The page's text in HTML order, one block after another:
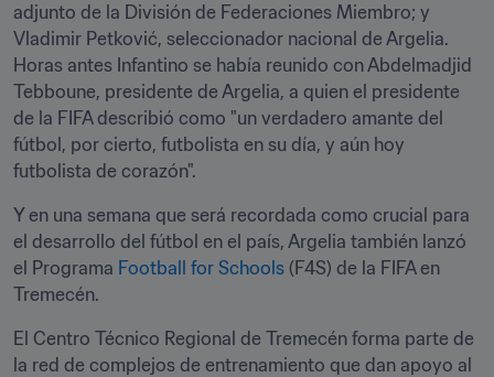
adjunto de la División de Federaciones Miembro; y
Vladimir Petković, seleccionador nacional de Argelia.
Horas antes Infantino se había reunido con Abdelmadjid
Tebboune, presidente de Argelia, a quien el presidente
de la FIFA describió como "un verdadero amante del
fútbol, por cierto, futbolista en su día, y aún hoy
futbolista de corazón".
Y en una semana que será recordada como crucial para
el desarrollo del fútbol en el país, Argelia también lanzó
el Programa Football for Schools (F4S) de la FIFA en
Tremecén.
El Centro Técnico Regional de Tremecén forma parte de
la red de complejos de entrenamiento que dan apoyo al